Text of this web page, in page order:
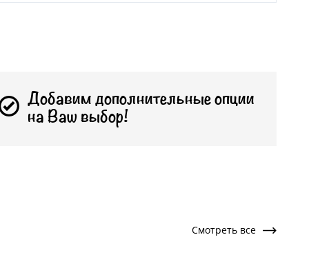
Добавим дополнительные опции
на Ваш выбор!
Смотреть все